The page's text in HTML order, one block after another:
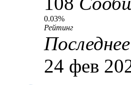
0.03%
Рейтинг
24 фев